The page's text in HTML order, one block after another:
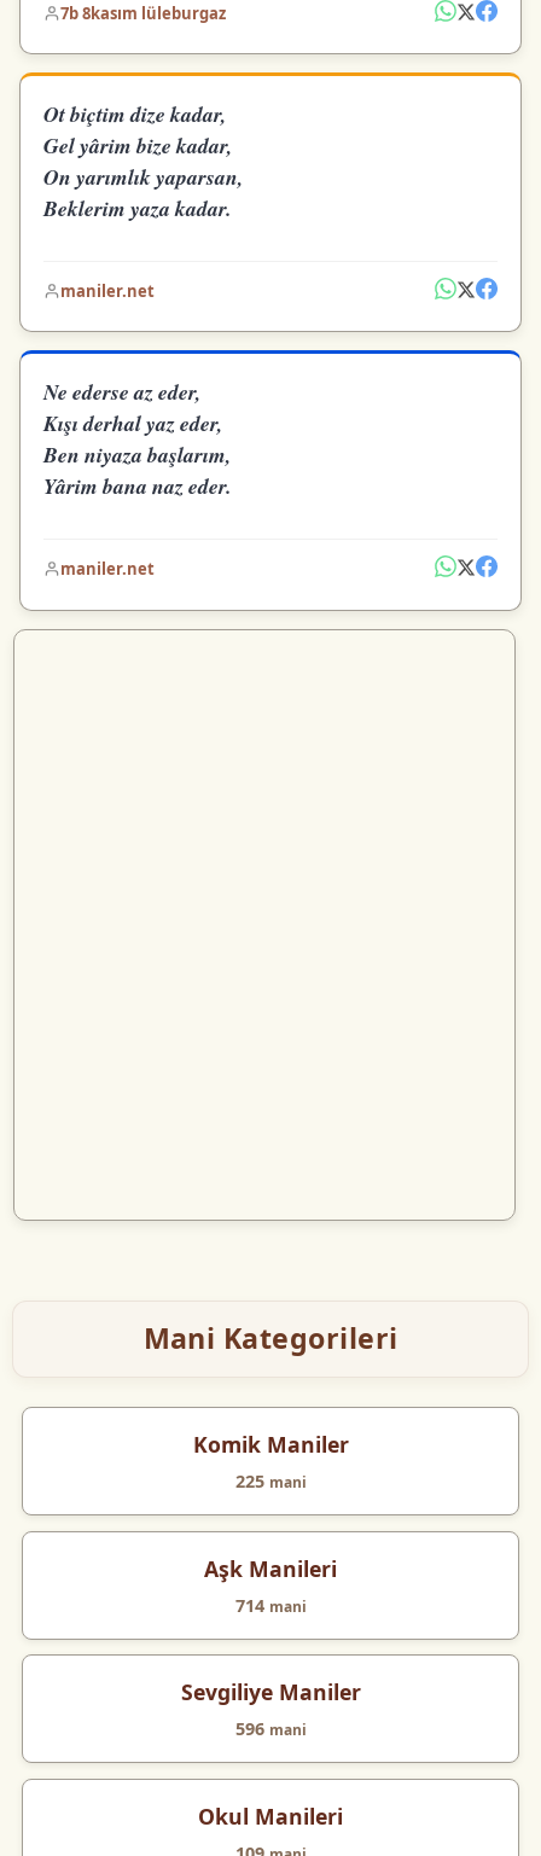
7b 8kasım lüleburgaz
Ot biçtim dize kadar,
Gel yârim bize kadar,
On yarımlık yaparsan,
Beklerim yaza kadar.
maniler.net
Ne ederse az eder,
Kışı derhal yaz eder,
Ben niyaza başlarım,
Yârim bana naz eder.
maniler.net
Mani Kategorileri
Komik Maniler
225 mani
Aşk Manileri
714 mani
Sevgiliye Maniler
596 mani
Okul Manileri